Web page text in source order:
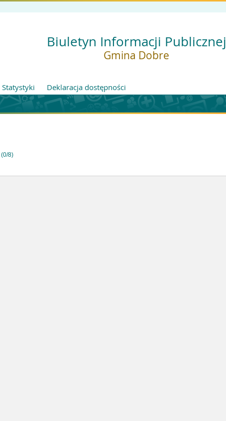
Biuletyn Informacji Publicznej
Gmina Dobre
Statystyki Deklaracja dostępności
(0/8)